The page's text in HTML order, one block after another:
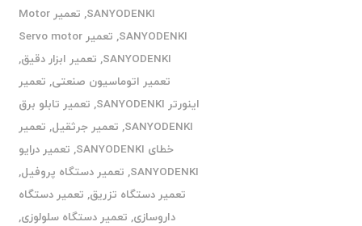
SANYODENKI
,
تعمیر Motor
SANYODENKI
,
تعمیر Servo motor
SANYODENKI
, تعمیر ابزار دقیق,
تعمیر اتوماسیون صنعتی, تعمیر
اینورتر SANYODENKI
, تعمیر تابلو برق
SANYODENKI
, تعمیر جرثقیل, تعمیر
خطای SANYODENKI
, تعمیر درایو
SANYODENKI
, تعمیر دستگاه پروفیل,
تعمیر دستگاه تزریق, تعمیر دستگاه
داروسازی, تعمیر دستگاه سلولوزی,